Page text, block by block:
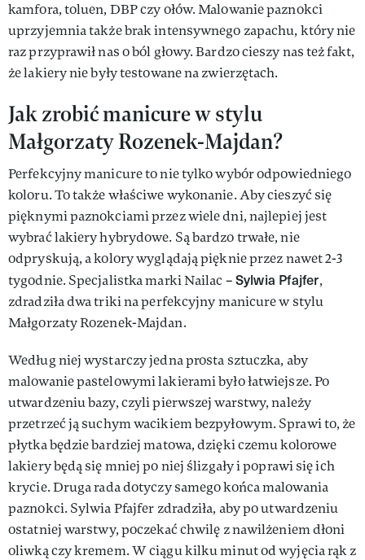
kamfora, toluen, DBP czy ołów. Malowanie paznokci
uprzyjemnia także brak intensywnego zapachu, który nie
raz przyprawił nas o ból głowy. Bardzo cieszy nas też fakt,
że lakiery nie były testowane na zwierzętach.
Jak zrobić manicure w stylu
Małgorzaty Rozenek-Majdan?
Perfekcyjny manicure to nie tylko wybór odpowiedniego
koloru. To także właściwe wykonanie. Aby cieszyć się
pięknymi paznokciami przez wiele dni, najlepiej jest
wybrać lakiery hybrydowe. Są bardzo trwałe, nie
odpryskują, a kolory wyglądają pięknie przez nawet 2-3
tygodnie. Specjalistka marki Nailac –Sylwia Pfajfer,
zdradziła dwa triki na perfekcyjny manicure w stylu
Małgorzaty Rozenek-Majdan.
Według niej wystarczy jedna prosta sztuczka, aby
malowanie pastelowymi lakierami było łatwiejsze. Po
utwardzeniu bazy, czyli pierwszej warstwy, należy
przetrzeć ją suchym wacikiem bezpyłowym. Sprawi to, że
płytka będzie bardziej matowa, dzięki czemu kolorowe
lakiery będą się mniej po niej ślizgały i poprawi się ich
krycie. Druga rada dotyczy samego końca malowania
paznokci. Sylwia Pfajfer zdradziła, aby po utwardzeniu
ostatniej warstwy, poczekać chwilę z nawilżeniem dłoni
oliwką czy kremem. W ciągu kilku minut od wyjęcia rąk z